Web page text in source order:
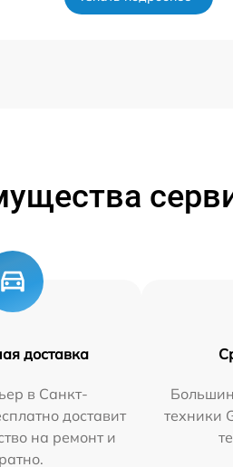
доставка
в Санкт-
доставит
на ремонт и
техники